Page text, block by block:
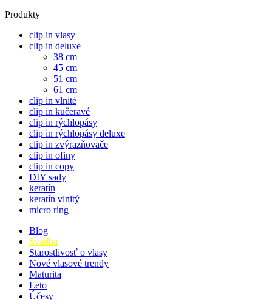
Produkty
clip in vlasy
clip in deluxe
38 cm
45 cm
51 cm
61 cm
clip in vlnité
clip in kučeravé
clip in rýchlopásy
clip in rýchlopásy deluxe
clip in zvýrazňovače
clip in ofiny
clip in copy
DIY sady
keratín
keratín vlnitý
micro ring
Blog
Svadba
Starostlivosť o vlasy
Nové vlasové trendy
Maturita
Leto
Účesy